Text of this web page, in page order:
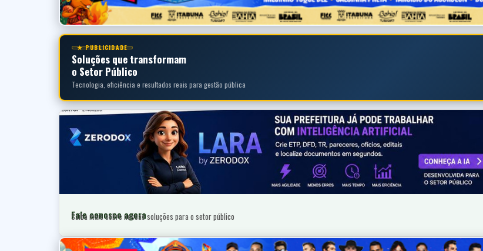
★ PUBLICIDADE
Soluções que transformam
o Setor Público
Tecnologia, eficiência e resultados reais para gestão pública
Fale conosco agora
Saiba mais sobre nossas soluções para o setor público